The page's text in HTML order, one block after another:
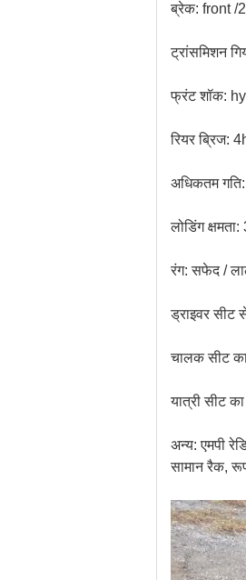
ब्रेक: front /
ट्रांसमिशन
फ्रंट शॉक:
रियर ब्रिज:
अधिकतम
लोडिंग
रंग: सफेद /
ड्राइवर सीट
चालक सीट
यात्री सीट
अन्य: एमपी
सामान रैक,